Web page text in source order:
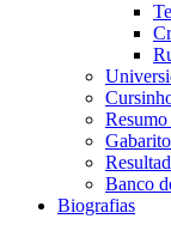
Banco
Biografias